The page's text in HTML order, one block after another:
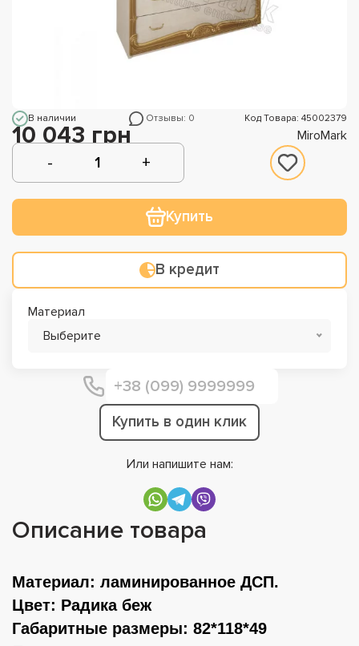
В наличии Отзывы: 0 Код Товара: 45002379
10 043 грн MiroMark
Купить
В кредит
Материал
Выберите
Купить в один клик
Или напишите нам:
Описание товара
Материал: ламинированное ДСП.
Цвет: Радика беж
Габаритные размеры: 82*118*49